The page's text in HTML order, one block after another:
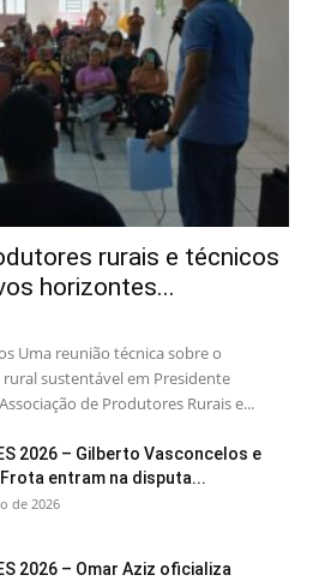
rurais e técnicos
horizontes...
Uma reunião técnica sobre o
sustentável em Presidente
de Produtores Rurais e...
2026 – Gilberto Vasconcelos e
entram na disputa...
de 2026
2026 – Omar Aziz oficializa